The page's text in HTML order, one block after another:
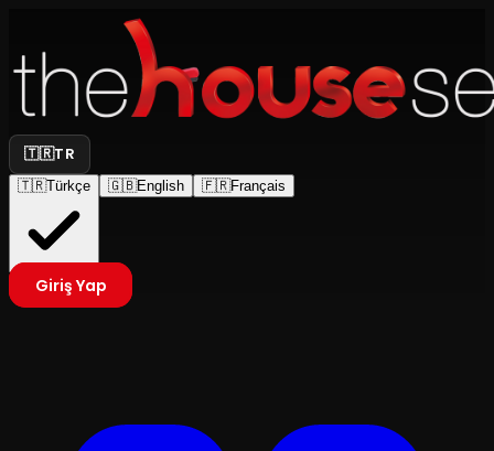
🇹🇷TR
🇹🇷Türkçe 🇬🇧English 🇫🇷Français
Giriş Yap